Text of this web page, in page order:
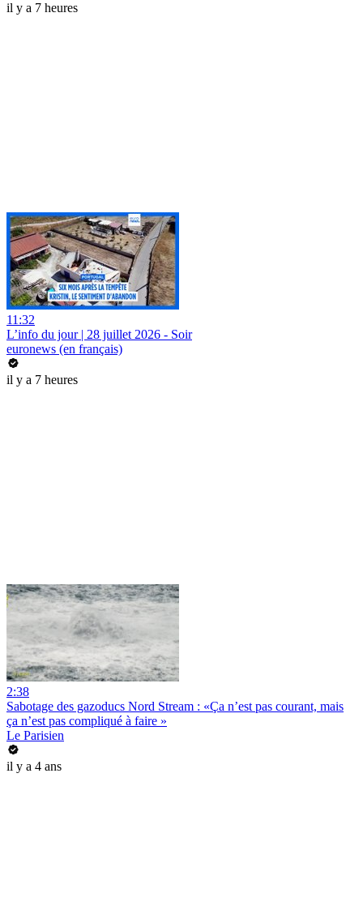
il y a 7 heures
11:32
L’info du jour | 28 juillet 2026 - Soir
euronews (en français)
il y a 7 heures
2:38
Sabotage des gazoducs Nord Stream : «Ça n’est pas courant, mais
ça n’est pas compliqué à faire »
Le Parisien
il y a 4 ans